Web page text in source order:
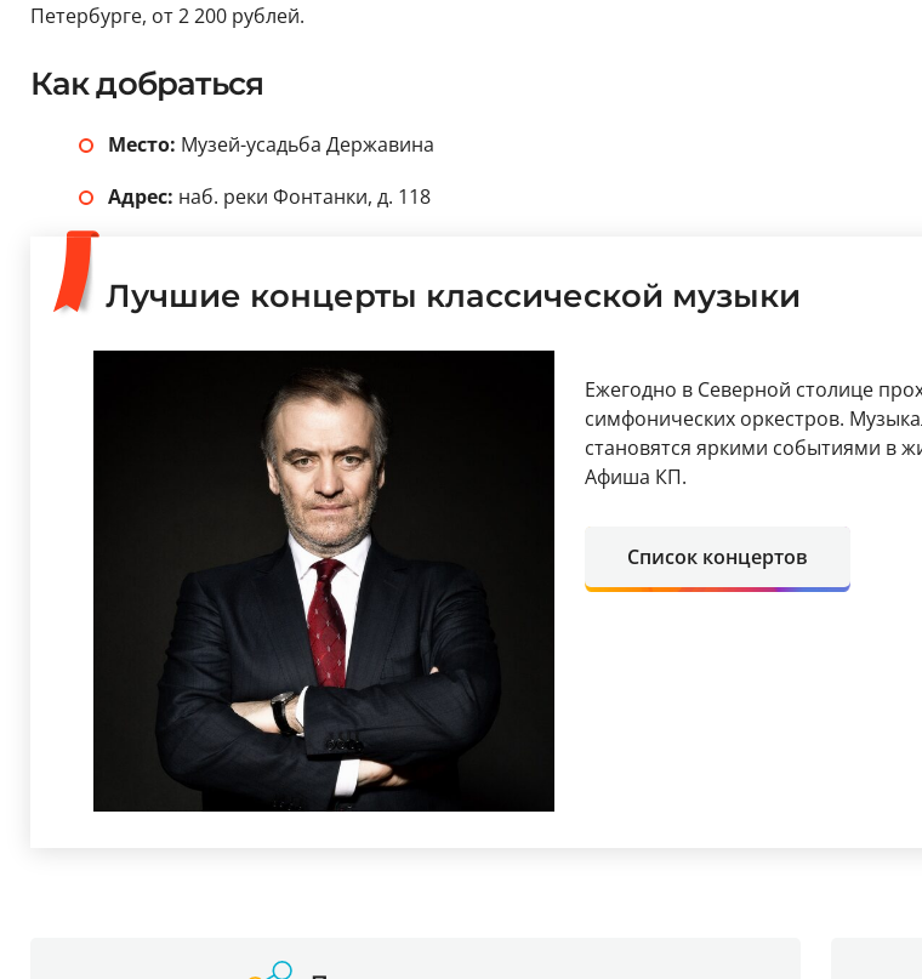
Петербурге, от 2 200 рублей.
Как добраться
Место: Музей-усадьба Державина
Адрес: наб. реки Фонтанки, д. 118
Лучшие концерты классической музыки
Ежегодно в Северной столице
симфонических оркестров.
становятся яркими событиями в
Афиша КП.
Список концертов